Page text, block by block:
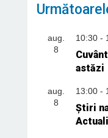
aug.
8
10:30-
astăzi
aug.
8
13:00-
Știri